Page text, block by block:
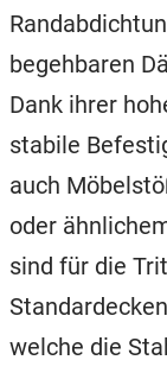
begehbaren
Dank ihrer
stabile
auch
oder
sind für die
welche die